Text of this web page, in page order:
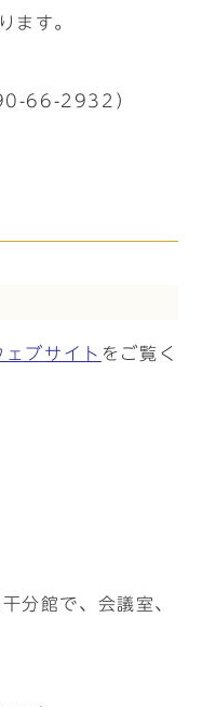
ます。
66-2932）
ブサイト をご覧く
分館で、会議室、